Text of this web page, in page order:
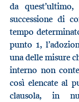
da
successione di
tempo
punto 1,
una delle misure
interno non
così elencate al
clausola, in